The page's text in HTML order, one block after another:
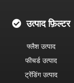
उत्पाद फ़िल्टर
फ्लैश उत्पाद
फीचर्ड उत्पाद
ट्रेंडिंग उत्पाद